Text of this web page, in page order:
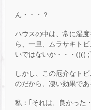
ん・・・？
ハウスの中は、常に湿
ら、一旦、ムラサキト
いではないか・・・(((( ;
しかし、この厄介なト
のだから、凄い効果であ
私：｢それは、良かった